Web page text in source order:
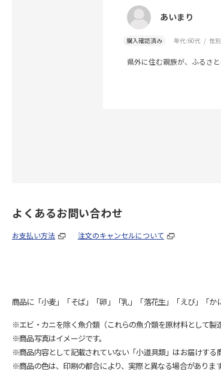
あいまり
購入確認済み 年代:60代 性
県外に住む親族が、ふるさ
よくあるお問い合わせ
お支払い方法 注文のキャンセルについて
商品に「小麦」「そば」「卵」「乳」「落花生」「えび」「か
※エビ・カニを除く魚介類（これらの魚介類を原材料として製
※商品写真はイメージです。
※商品内容として記載されていない「小道具類」はお届けする
※商品の色は、印刷の都合により、実際と異なる場合があります